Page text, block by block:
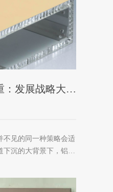
：发展战略大分
不见的同一种策略会适
下沉的大背景下，铝单
追逐的特征，诸多商